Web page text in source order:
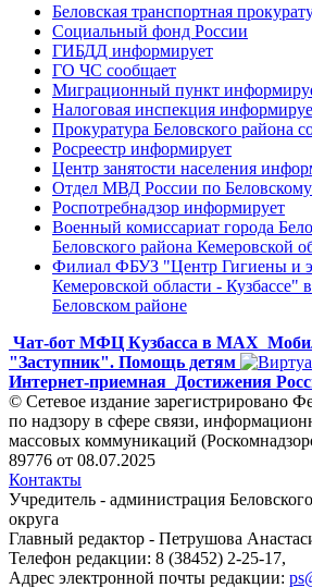
Беловская транспортная
Социальный фонд России
ГИБДД информирует
ГО ЧС сообщает
Миграционный пункт
Налоговая инспекция
Прокуратура Беловского района
Росреестр информирует
Центр занятости населения
Отдел МВД России по
Роспотребнадзор информирует
Военный комиссариат города
Беловского района Кемеровской
Филиал ФБУЗ "Центр Гигиены и
Кемеровской области - Кузбассе"
Беловском районе
Чат-бот МФЦ Кузбасса в MAX
"Заступник". Помощь детям
Интернет-приемная Достижения
© Сетевое издание зарегистрировано
по надзору в сфере связи,
массовых коммуникаций
89776 от 08.07.2025
Контакты
Учредитель - администрация
округа
Главный редактор - Петрушова
Телефон редакции: 8 (38452) 2-25-17,
Адрес электронной почты редакции: